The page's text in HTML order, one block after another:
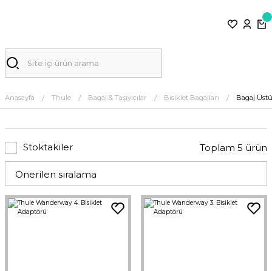
Anasayfa Thule Bagaj & Taşıyıcılar Bisiklet Bagajları Bagaj Üstü
Stoktakiler Toplam 5 ürün